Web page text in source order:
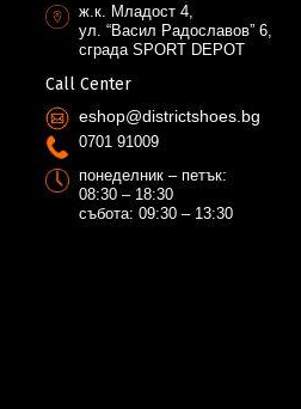
ж.к. Младост 4,
ул. “Васил Радославов” 6,
сграда SPORT DEPOT
Call Center
eshop@districtshoes.bg
0701 91009
понеделник – петък:
08:30 – 18:30
събота: 09:30 – 13:30